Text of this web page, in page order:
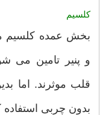
کلسیم
بخش عمده کلسیم
و پنیر تامین می
قلب موثرند. اما
بدون چربی استفاده